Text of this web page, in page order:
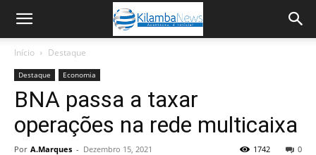
Início Destaque
Destaque Economia
BNA passa a taxar
operações na rede multicaixa
Por A.Marques - Dezembro 15, 2021 0
1742